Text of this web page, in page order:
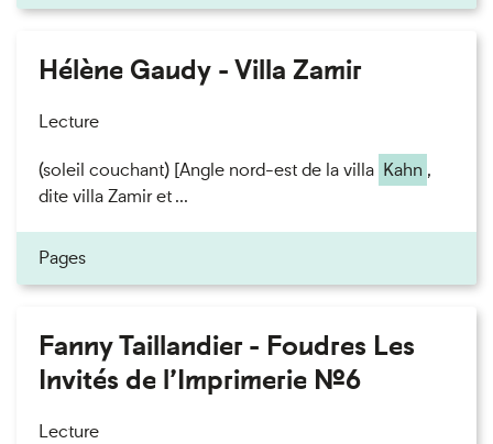
Hélène Gaudy - Villa Zamir
Lecture
(soleil couchant) [Angle nord-est de la villa Kahn ,
dite villa Zamir et ...
Pages
Fanny Taillandier - Foudres Les
Invités de l’Imprimerie n°6
Lecture